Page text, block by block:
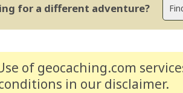
for a different adventure?
of geocaching.com
in our disclaimer.